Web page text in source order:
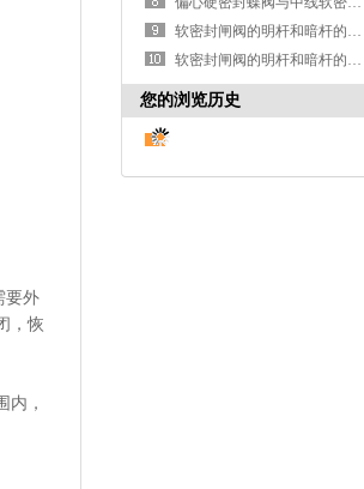
要外
，恢
内，
您的浏览历史